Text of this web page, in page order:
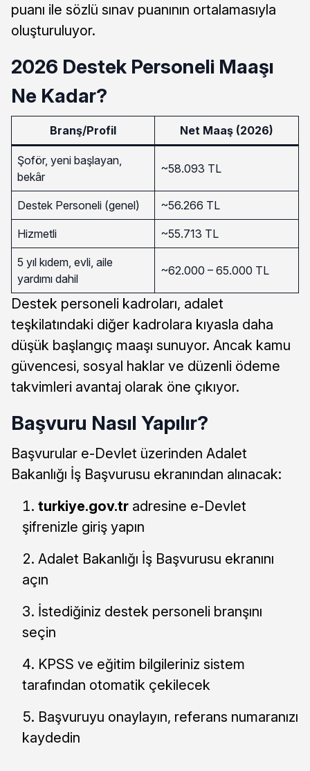
puanı ile sözlü sınav puanının ortalamasıyla
oluşturuluyor.
2026 Destek Personeli Maaşı
Ne Kadar?
Branş/Profil Net Maaş (2026)
Şoför, yeni başlayan,
bekâr
~58.093 TL
Destek Personeli (genel) ~56.266 TL
Hizmetli ~55.713 TL
5 yıl kıdem, evli, aile
yardımı dahil
~62.000 – 65.000 TL
Destek personeli kadroları, adalet
teşkilatındaki diğer kadrolara kıyasla daha
düşük başlangıç maaşı sunuyor. Ancak kamu
güvencesi, sosyal haklar ve düzenli ödeme
takvimleri avantaj olarak öne çıkıyor.
Başvuru Nasıl Yapılır?
Başvurular e-Devlet üzerinden Adalet
Bakanlığı İş Başvurusu ekranından alınacak:
turkiye.gov.tr adresine e-Devlet
şifrenizle giriş yapın
Adalet Bakanlığı İş Başvurusu ekranını
açın
İstediğiniz destek personeli branşını
seçin
KPSS ve eğitim bilgileriniz sistem
tarafından otomatik çekilecek
Başvuruyu onaylayın, referans numaranızı
kaydedin